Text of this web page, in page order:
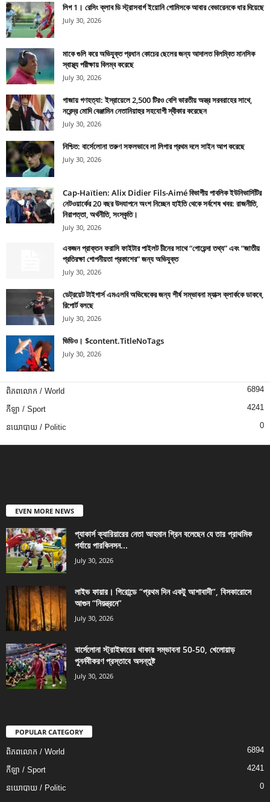
লিগ 1। রেসিং ক্লাব ডি স্ট্রাসবার্গ ইয়োনি গোমিসকে আবার বেভারেনকে ধার দিয়েছে
July 30, 2026
মাকে গুলি করে অভিযুক্ত প্রধান কোচের ছেলের জন্য আদালত বিলম্বিত মানসিক
স্বাস্থ্য পরীক্ষায় বিলম্ব করেছে
July 30, 2026
গাজায় গণহত্যা: ইস্রায়েলে 2,500 টিরও বেশি ভারতীয় অস্ত্র সরবরাহের সাথে,
নরেন্দ্র মোদি বেঞ্জামিন নেতানিয়াহুর সহযোগী স্বীকার করেছেন
July 30, 2026
নিশ্চিত: বার্সেলোনা তরুণ সফলভাবে লা লিগার প্রথম দলে সাইন আপ করেছে
July 30, 2026
Cap-Haïtien: Alix Didier Fils-Aimé বিভাগীয় পাবলিক ইউনিভার্সিটির
নেটওয়ার্কের 20 বছর উদযাপনে অংশ নিচ্ছেন হাইতি থেকে সর্বশেষ খবর: রাজনীতি,
নিরাপত্তা, অর্থনীতি, সংস্কৃতি।
July 30, 2026
একজন প্রাক্তন ফরাসি ফাইটার পাইলট চীনের সাথে “গোয়েন্দা তথ্য” এবং “জাতীয়
প্রতিরক্ষা গোপনীয়তা প্রকাশের” জন্য অভিযুক্ত
July 30, 2026
ডেট্রয়েট টাইগার্স এমএলবি অভিষেকের জন্য শীর্ষ সম্ভাবনা ম্যাক্স ক্লার্ককে ডাকবে,
রিপোর্ট বলছে
July 30, 2026
ভিডিও। $content.TitleNoTags
July 30, 2026
ពិភពលោក / World 6894
កីឡា / Sport 4241
នយោបាយ / Politic 0
EVEN MORE NEWS
প্যাকার্স ক্যারিয়ারের নেতা আহমান গ্রিন বলেছেন যে তার প্রাথমিক
পর্যায়ে পারকিনসন...
July 30, 2026
লাইভ ফায়ার। গিরোন্ডে “প্রথম দিন একটু আশাবাদী”, বিসকারোসে
আগুন “নিয়ন্ত্রনে”
July 30, 2026
বার্সেলোনা স্ট্রাইকারের থাকার সম্ভাবনা 50-50, খেলোয়াড়
পুনর্নবীকরণ প্রস্তাবে অসন্তুষ্ট
July 30, 2026
POPULAR CATEGORY
ពិភពលោក / World 6894
កីឡា / Sport 4241
នយោបាយ / Politic 0